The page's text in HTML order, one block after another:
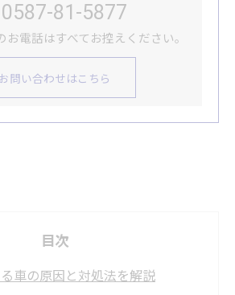
0587-81-5877
電話はすべてお控えください。
お問い合わせはこちら
目次
車の原因と対処法を解説